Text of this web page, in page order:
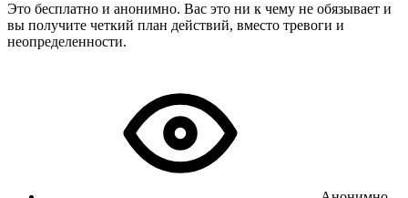
Это бесплатно и анонимно. Вас это ни к чему не обязывает и
вы получите четкий план действий, вместо тревоги и
неопределенности.